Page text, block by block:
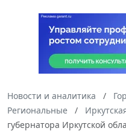
Новости и аналитика
Региональные
губернатора Иркутской